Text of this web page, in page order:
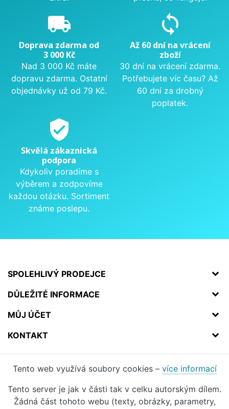
local_shipping
Doprava zdarma od
3 000 Kč
Nad 3 000 Kč máte
dopravu zdarma. Ostatní
objednávky už od 79 Kč.
sync
Až 60 dní na vrácení
zboží
30 dní na vrácení zdarma.
Potřebujete víc času? Až
60 dní za drobný
poplatek.
verified_user
Skvělá zákaznická
podpora
Kdykoliv poradíme s
výběrem a zodpovíme
každou otázku. Sortiment
známe poslepu.
SPOLEHLIVÝ PRODEJCE
DŮLEŽITÉ INFORMACE
MŮJ ÚČET
KONTAKT
Tento web využívá soubory cookies – více informací
Tento server je jak v části tak v celku autorským dílem.
Žádná část tohoto webu (texty, obrázky, parametry,